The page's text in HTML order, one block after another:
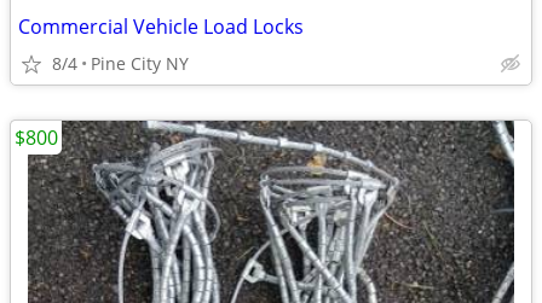
Commercial Vehicle Load Locks
8/4 Pine City NY
$800